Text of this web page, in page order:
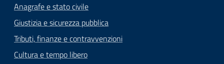
Anagrafe e stato civile
Giustizia e sicurezza pubblica
Tributi, finanze e contravvenzioni
Cultura e tempo libero